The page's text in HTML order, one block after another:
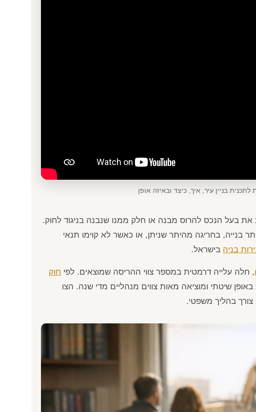
בניין עיר, איך, כיצד ובאיזה אופן
בעל הנכס להרוס מבנה או חלק ממנו שנבנה בניגוד לחוק.
בנייה, בחריגה מהיתר שניתן, או כאשר לא קוימו תנאי
בניה בישראל.
, חלה עלייה דרמטית במספר צווי ההריסה שמוצאים. לפי חוק
שיטתי ומוציאה מאות צווים מנהליים מדי שנה. הצו
בהליך משפטי.